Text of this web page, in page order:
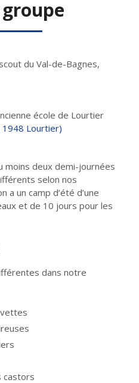
du Val-de-Bagnes,
école de Lourtier
1948 Lourtier)
moins deux demi-journées
selon nos
un camp d’été d’une
et de 10 jours pour les
dans notre
castors